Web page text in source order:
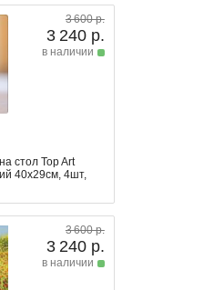
3 600 р.
3 240 р.
в наличии
стол Top Art
40x29см, 4шт,
3 600 р.
3 240 р.
в наличии